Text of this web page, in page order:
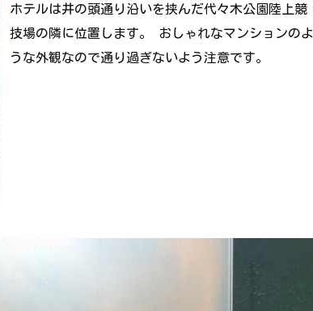
ホテルは井の頭通り沿いを挟んだ代々木公園陸上競
技場の隣に位置します。 おしゃれなマンションのよ
うな外観なので通り過ぎないよう注意です。